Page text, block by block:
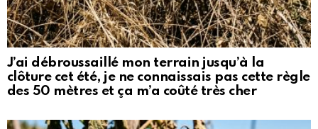
J’ai débroussaillé mon terrain jusqu’à la
clôture cet été, je ne connaissais pas cette règle
des 50 mètres et ça m’a coûté très cher